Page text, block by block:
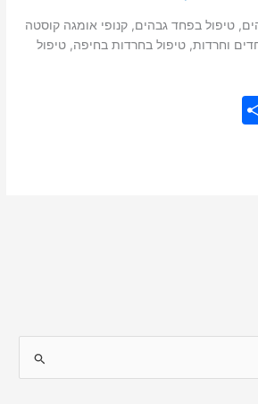
טיפול בפחד גבהים, קנופי אומגה קוסטה
וחרדות, טיפול בחרדות בחיפה, טיפול